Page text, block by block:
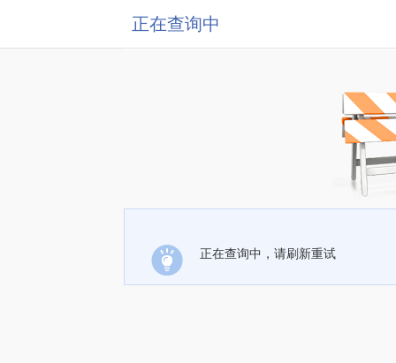
正在查询中
正在查询中，请刷新重试